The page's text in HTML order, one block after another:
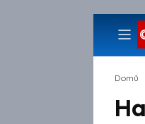
Domů